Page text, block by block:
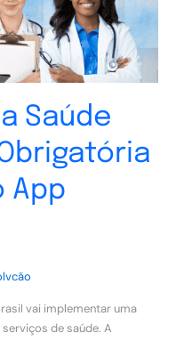
Saúde
App
vai implementar uma
de saúde. A